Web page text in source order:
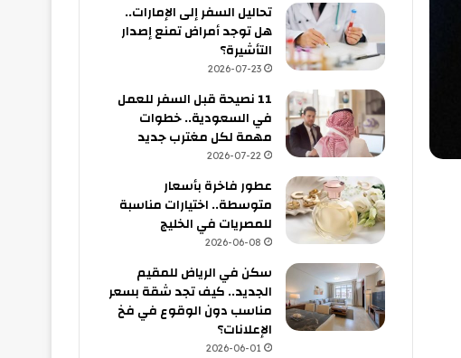
تحاليل السفر إلى الإمارات..
هل توجد أمراض تمنع إصدار
التأشيرة؟
2026-07-23
11 نصيحة قبل السفر للعمل
في السعودية.. خطوات
مهمة لكل مغترب جديد
2026-07-22
عطور فاخرة بأسعار
متوسطة.. اختيارات مناسبة
للمصريات في الخليج
2026-06-08
سكن في الرياض للمقيم
الجديد.. كيف تجد شقة بسعر
مناسب دون الوقوع في فخ
الإعلانات؟
2026-06-01